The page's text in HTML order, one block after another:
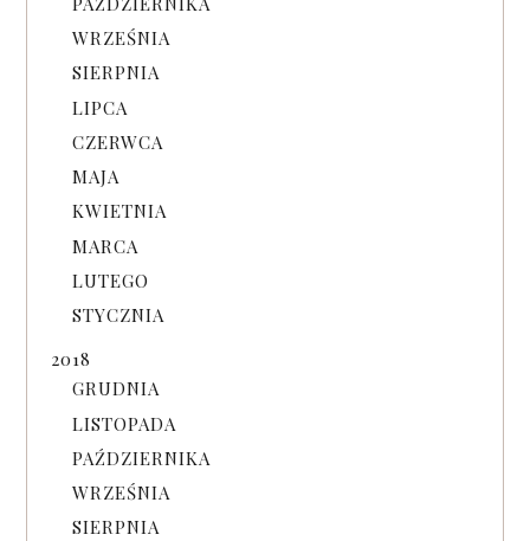
WRZEŚNIA
SIERPNIA
LIPCA
CZERWCA
MAJA
KWIETNIA
MARCA
LUTEGO
STYCZNIA
2018
GRUDNIA
LISTOPADA
PAŹDZIERNIKA
WRZEŚNIA
SIERPNIA